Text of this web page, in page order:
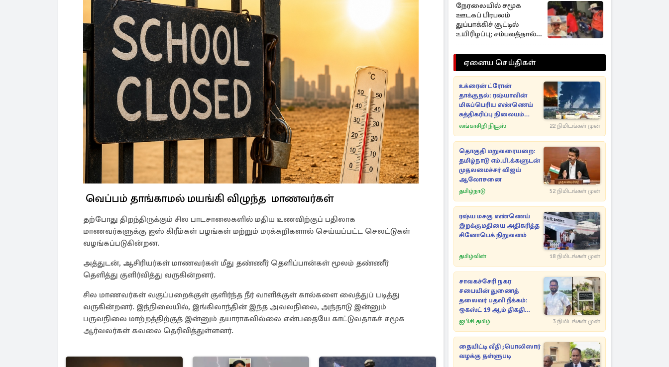
வெப்பம் தாங்காமல் மயங்கி விழுந்த மாணவர்கள்
தற்போது திறந்திருக்கும் சில பாடசாலைகளில் மதிய உணவிற்குப் பதிலாக
மாணவர்களுக்கு ஐஸ் கிரீம்கள் பழங்கள் மற்றும் மரக்கறிகளால் செய்யப்பட்ட செலட்டுகள்
வழங்கப்படுகின்றன.
அத்துடன், ஆசிரியர்கள் மாணவர்கள் மீது தண்ணீர் தெளிப்பான்கள் மூலம் தண்ணீர்
தெளித்து குளிர்வித்து வருகின்றனர்.
சில மாணவர்கள் வகுப்பறைக்குள் குளிர்ந்த நீர் வாளிக்குள் கால்களை வைத்துப் படித்து
வருகின்றனர். இந்நிலையில், இங்கிலாந்தின் இந்த அவலநிலை, அந்நாடு இன்னும்
பருவநிலை மாற்றத்திற்குத் இன்னும் தயாராகவில்லை என்பதையே காட்டுவதாகச் சமூக
ஆர்வலர்கள் கவலை தெரிவித்துள்ளனர்.
நேரலையில் சமூக
ஊடகப் பிரபலம்
துப்பாக்கிச் சூட்டில்
உயிரிழப்பு; சம்பவத்தால்
ஷாக்
ஏனைய செய்திகள்
உக்ரைன் ட்ரோன்
தாக்குதல்: ரஷ்யாவின்
மிகப்பெரிய எண்ணெய்
சுத்திகரிப்பு நிலையம்
சேதம்
லங்காசிறி நியூஸ் 22 நிமிடங்கள் முன்
தொகுதி மறுவரையறை:
தமிழ்நாடு எம்.பி.க்களுடன்
முதலமைச்சர் விஜய்
ஆலோசனை
தமிழ்நாடு 52 நிமிடங்கள் முன்
ரஷ்ய மசகு எண்ணெய்
இறக்குமதியை அதிகரித்த
சினோபெக் நிறுவனம்
தமிழ்வின் 18 நிமிடங்கள் முன்
சாவகச்சேரி நகர
சபையின் துணைத்
தலைவர் பதவி நீக்கம்:
ஓகஸ்ட் 19 ஆம் திகதி
இறுதித் தீர்ப்பு
ஐபிசி தமிழ் 3 நிமிடங்கள் முன்
தையிட்டி வீதி ;பொலிஸார்
வழக்கு தள்ளுபடி